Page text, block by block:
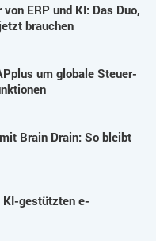
ERP und KI: Das Duo,
brauchen
um globale Steuer-
Brain Drain: So bleibt
KI-gestützten e-